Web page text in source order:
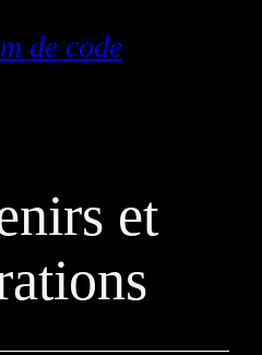
de code
et